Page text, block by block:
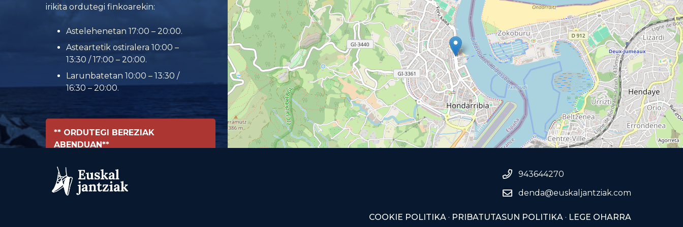
irikita ordutegi finkoarekin:
Astelehenetan 17:00 – 20:00.
Asteartetik ostiralera 10:00 –
13:30 / 17:00 – 20:00.
Larunbatetan 10:00 – 13:30 /
16:30 – 20:00.
** ORDUTEGI BEREZIAK
ABENDUAN**
943644270
denda@euskaljantziak.com
COOKIE POLITIKA · PRIBATUTASUN POLITIKA · LEGE OHARRA